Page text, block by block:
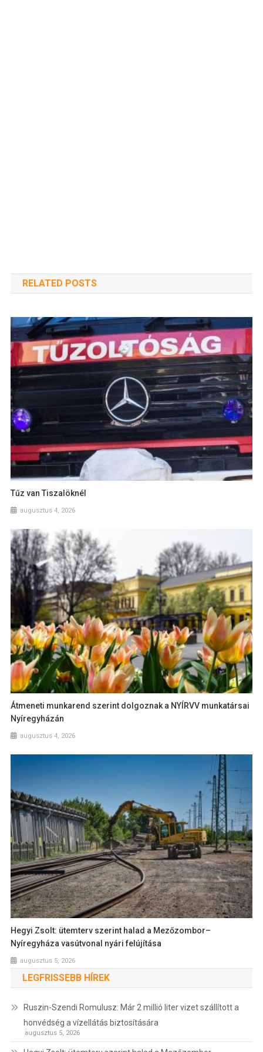
RELATED POSTS
Tűz van Tiszalöknél
augusztus 4, 2026
Átmeneti munkarend szerint dolgoznak a NYÍRVV munkatársai
Nyíregyházán
augusztus 4, 2026
Hegyi Zsolt: ütemterv szerint halad a Mezőzombor–
Nyíregyháza vasútvonal nyári felújítása
augusztus 5, 2026
LEGFRISSEBB HÍREK
Ruszin-Szendi Romulusz: Már 2 millió liter vizet szállított a
honvédség a vízellátás biztosítására
augusztus 5, 2026